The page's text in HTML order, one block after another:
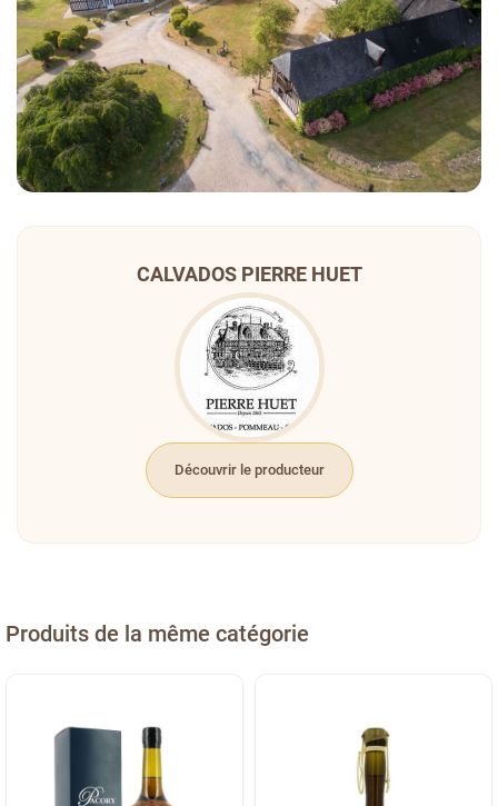
CALVADOS PIERRE HUET
Découvrir le producteur
Produits de la même catégorie